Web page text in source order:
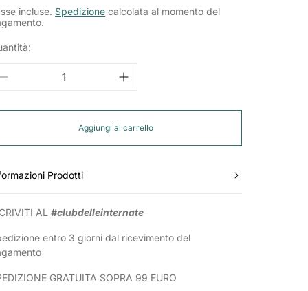
incluse. Spedizione calcolata al momento del
Aggiungi al carrello
Prodotti
AL#clubdelleinternate
entro 3 giorni dal ricevimento del
GRATUITA SOPRA 99 EURO